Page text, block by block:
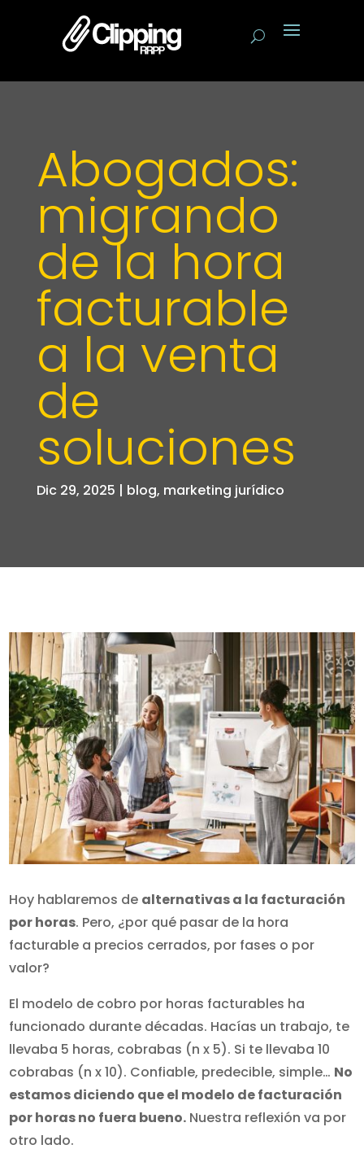
Abogados:
migrando
de la hora
facturable
a la venta
de
soluciones
Dic 29, 2025 | blog, marketing jurídico
Hoy hablaremos de alternativas a la facturación
por horas. Pero, ¿por qué pasar de la hora
facturable a precios cerrados, por fases o por
valor?
El modelo de cobro por horas facturables ha
funcionado durante décadas. Hacías un trabajo, te
llevaba 5 horas, cobrabas (n x 5). Si te llevaba 10
cobrabas (n x 10). Confiable, predecible, simple… No
estamos diciendo que el modelo de facturación
por horas no fuera bueno. Nuestra reflexión va por
otro lado.